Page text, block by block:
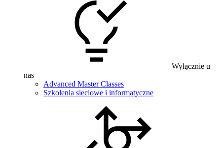
Wyłącznie u
nas
Advanced Master Classes
Szkolenia sieciowe i informatyczne